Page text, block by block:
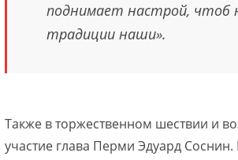
поднимает настрой, чтоб
традиции наши».
Также в торжественном шествии и
участие глава Перми Эдуард Соснин.